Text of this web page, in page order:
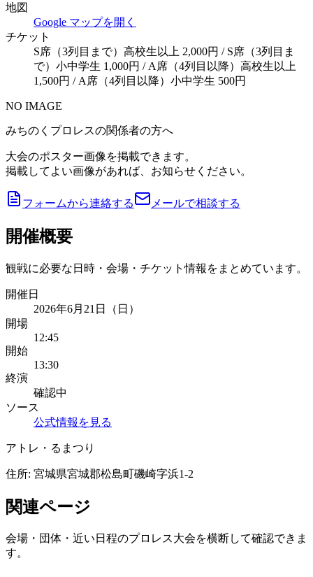
地図
Google マップを開く
チケット
S席（3列目まで）高校生以上 2,000円 / S席（3列目ま
で）小中学生 1,000円 / A席（4列目以降）高校生以上
1,500円 / A席（4列目以降）小中学生 500円
NO IMAGE
みちのくプロレスの関係者の方へ
大会のポスター画像を掲載できます。
掲載してよい画像があれば、お知らせください。
フォームから連絡する メールで相談する
開催概要
観戦に必要な日時・会場・チケット情報をまとめています。
開催日
2026年6月21日（日）
開場
12:45
開始
13:30
終演
確認中
ソース
公式情報を見る
アトレ・るまつり
住所: 宮城県宮城郡松島町磯崎字浜1-2
関連ページ
会場・団体・近い日程のプロレス大会を横断して確認できま
す。